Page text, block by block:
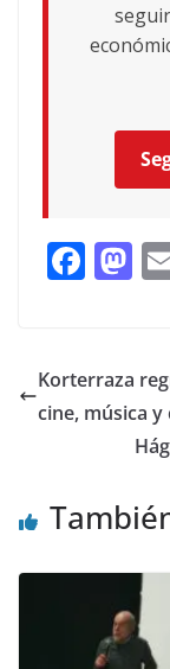
F
b
o
M
d
o
n
Korterraza
cine, música